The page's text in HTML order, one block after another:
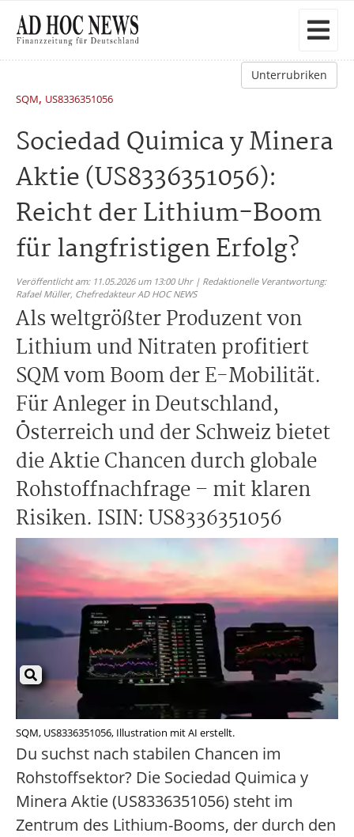
Unterrubriken
SQM, US8336351056
Sociedad Quimica y Minera
Aktie (US8336351056):
Reicht der Lithium-Boom
für langfristigen Erfolg?
Veröffentlicht am: 11.05.2026 um 13:00 Uhr | Redaktionelle Verantwortung:
Rafael Müller, Chefredakteur AD HOC NEWS
Als weltgrößter Produzent von
Lithium und Nitraten profitiert
SQM vom Boom der E-Mobilität.
Für Anleger in Deutschland,
Österreich und der Schweiz bietet
die Aktie Chancen durch globale
Rohstoffnachfrage – mit klaren
Risiken. ISIN: US8336351056
SQM, US8336351056, Illustration mit AI erstellt.
Du suchst nach stabilen Chancen im
Rohstoffsektor? Die Sociedad Quimica y
Minera Aktie (US8336351056) steht im
Zentrum des Lithium-Booms, der durch den